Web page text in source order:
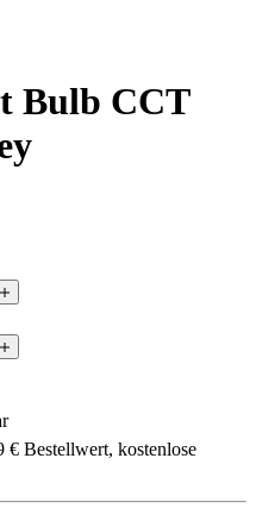
Bulb CCT
€ Bestellwert, kostenlose